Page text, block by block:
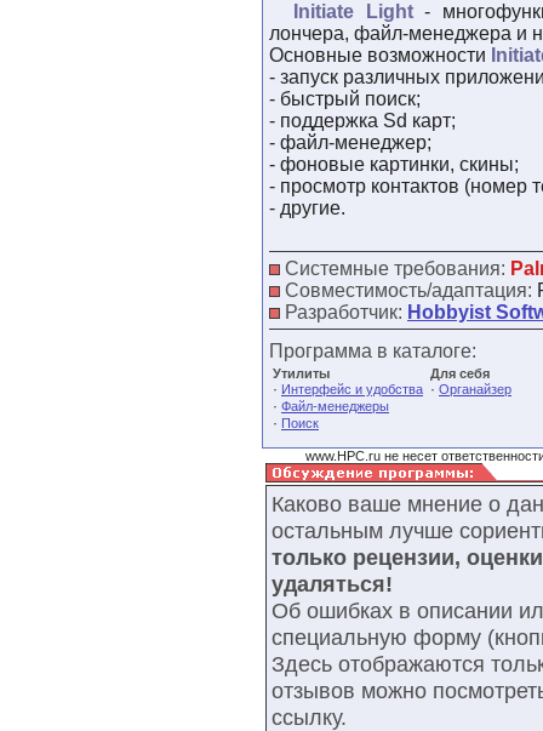
Initiate Light-
лончера, файл-менеджера и
Основные возможности
- запуск различных
- быстрый поиск;
- поддержка Sd карт;
- файл-менеджер;
- фоновые картинки, скины;
- просмотр контактов (номер
- другие.
Системные требования:
Совместимость/адаптация:
Разработчик: Hobbyist
Программа в каталоге:
Утилиты
· Интерфейс и удобства
· Файл-менеджеры
· Поиск
Для себя
· Органайзер
www.HPC.ru не несет
Каково ваше мнение о
остальным лучше
только рецензии,
удаляться!
Об ошибках в описании
специальную форму
Здесь отображаются
отзывов можно
ссылку.